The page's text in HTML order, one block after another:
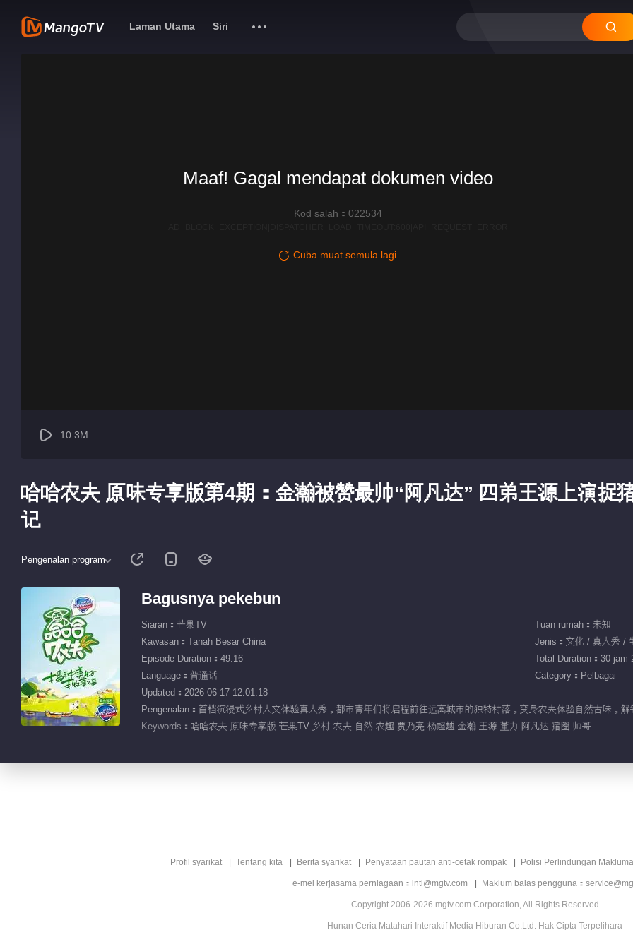
Laman Utama Siri
Maaf! Gagal mendapat dokumen video
Kod salah：022534
Cuba muat semula lagi
10.3M
哈哈农夫 原味专享版第4期：金瀚被赞最帅“阿凡达” 四弟王源上演捉
记
Pengenalan program
Bagusnya pekebun
Siaran：芒果TV
Tuan rumah：未知
Kawasan：Tanah Besar China
Jenis：文化 / 真人秀 /
Episode Duration：49:16
Total Duration：30 jam
Language：普通话
Category：Pelbagai
Updated：2026-06-17 12:01:18
Pengenalan：首档沉浸式乡村人文体验真人秀，都市青年们将启程前往远离城市的独特村落，变身农夫体验自然古味，
Keywords： 哈哈农夫 原味专享版 芒果TV 乡村 农夫 自然 农趣 贾乃亮 杨超越 金瀚 王源 董力 阿凡达 猪圈 帅哥
Profil syarikat Tentang kita Berita syarikat Penyataan pautan anti-cetak rompak Polisi Perlindungan
e-mel kerjasama perniagaan：intl@mgtv.com Maklum balas pengguna：
Copyright 2006-2026 mgtv.com Corporation, All Rights Reserved
Hunan Ceria Matahari Interaktif Media Hiburan Co.Ltd. Hak Cipta Terpelihara